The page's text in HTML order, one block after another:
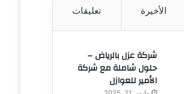
الأخيرة تعليقات
شركة عزل بالرياض –
حلول شاملة مع شركة
الأمير للعوازل